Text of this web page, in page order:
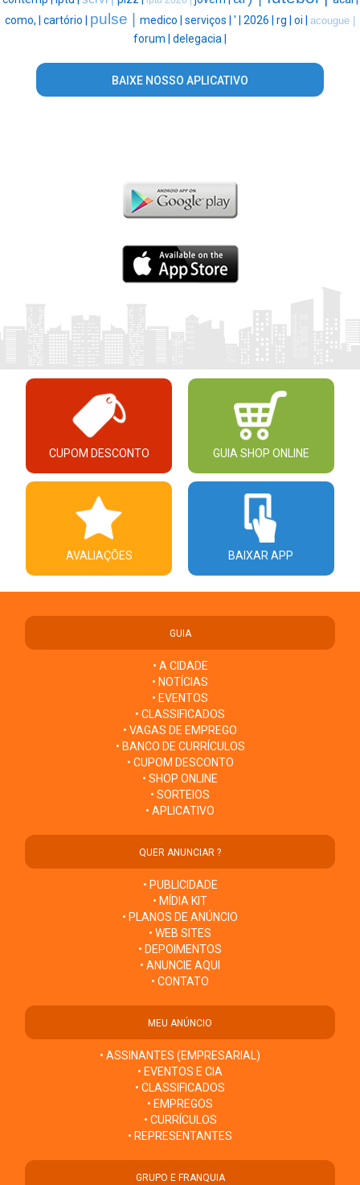
como, | cartório | pulse | medico | serviços | ' | 2026 | rg | oi | acougue |
forum | delegacia |
BAIXE NOSSO APLICATIVO
CUPOM DESCONTO GUIA SHOP ONLINE
AVALIAÇÕES BAIXAR APP
GUIA
• A CIDADE
• NOTÍCIAS
• EVENTOS
• CLASSIFICADOS
• VAGAS DE EMPREGO
• BANCO DE CURRÍCULOS
• CUPOM DESCONTO
• SHOP ONLINE
• SORTEIOS
• APLICATIVO
QUER ANUNCIAR ?
• PUBLICIDADE
• MÍDIA KIT
• PLANOS DE ANÚNCIO
• WEB SITES
• DEPOIMENTOS
• ANUNCIE AQUI
• CONTATO
MEU ANÚNCIO
• ASSINANTES (EMPRESARIAL)
• EVENTOS E CIA
• CLASSIFICADOS
• EMPREGOS
• CURRÍCULOS
• REPRESENTANTES
GRUPO E FRANQUIA